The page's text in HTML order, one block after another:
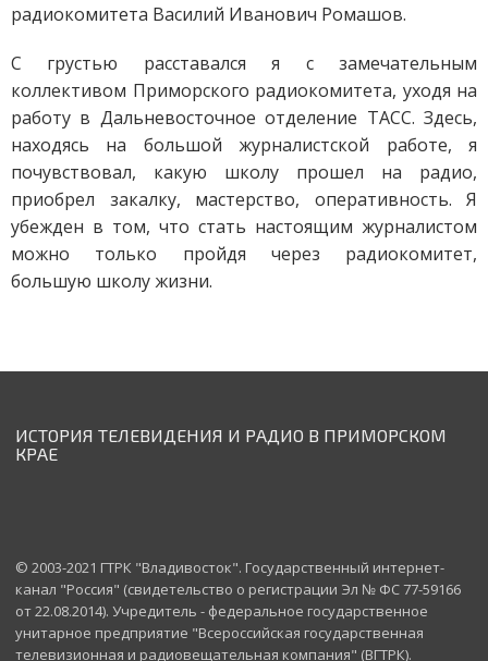
радиокомитета Василий Иванович Ромашов.
С грустью расставался я с замечательным
коллективом Приморского радиокомитета, уходя на
работу в Дальневосточное отделение ТАСС. Здесь,
находясь на большой журналистской работе, я
почувствовал, какую школу прошел на радио,
приобрел закалку, мастерство, оперативность. Я
убежден в том, что стать настоящим журналистом
можно только пройдя через радиокомитет,
большую школу жизни.
ИСТОРИЯ ТЕЛЕВИДЕНИЯ И РАДИО В ПРИМОРСКОМ
КРАЕ
© 2003-2021 ГТРК "Владивосток". Государственный интернет-
канал "Россия" (свидетельство о регистрации Эл № ФС 77-59166
от 22.08.2014). Учредитель - федеральное государственное
унитарное предприятие "Всероссийская государственная
телевизионная и радиовещательная компания" (ВГТРК).